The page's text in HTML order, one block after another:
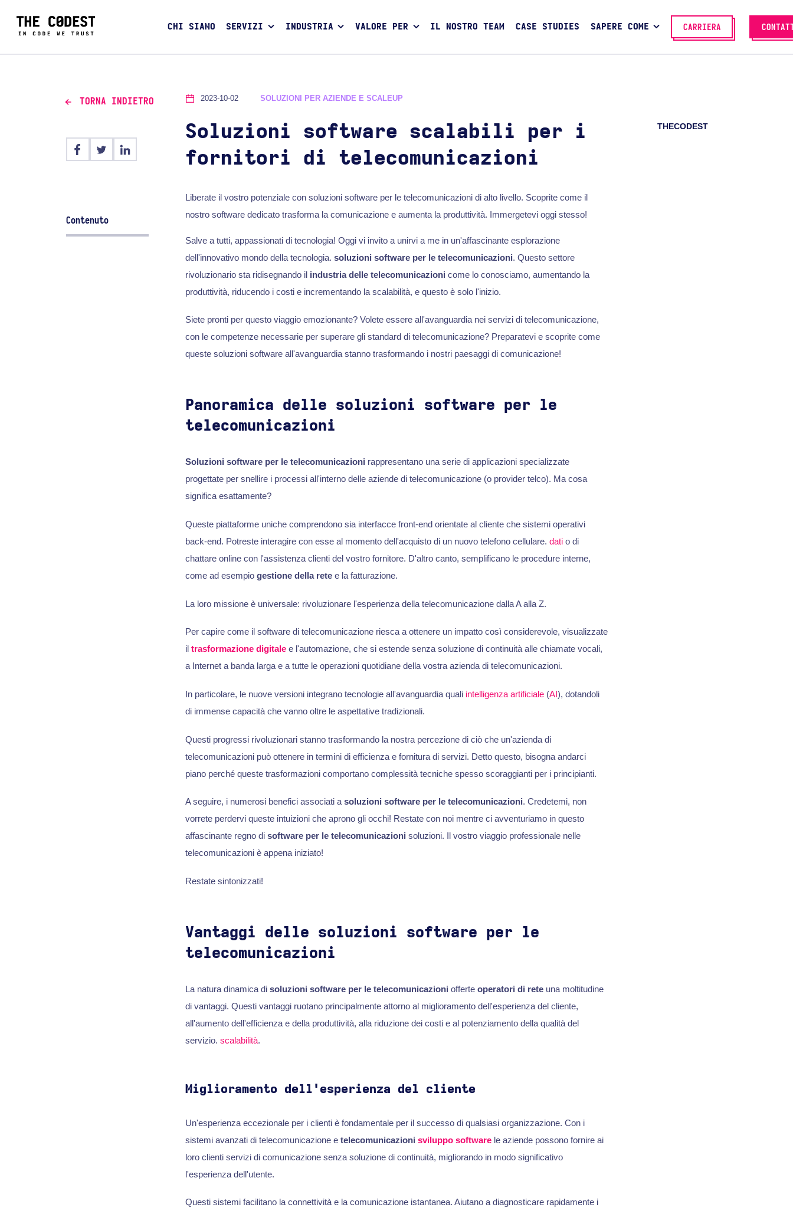
CHI SIAMO SERVIZI INDUSTRIA VALORE PER IL NOSTRO TEAM CASE STUDIES SAPERE COME CARRIERA
TORNA INDIETRO
Contenuto
2023-10-02 SOLUZIONI PER AZIENDE E SCALEUP
Soluzioni software scalabili per i
fornitori di telecomunicazioni
THECODEST
Liberate il vostro potenziale con soluzioni software per le telecomunicazioni di alto livello. Scoprite come il
nostro software dedicato trasforma la comunicazione e aumenta la produttività. Immergetevi oggi stesso!
Salve a tutti, appassionati di tecnologia! Oggi vi invito a unirvi a me in un'affascinante esplorazione
dell'innovativo mondo della tecnologia. soluzioni software per le telecomunicazioni. Questo settore
rivoluzionario sta ridisegnando il industria delle telecomunicazioni come lo conosciamo, aumentando la
produttività, riducendo i costi e incrementando la scalabilità, e questo è solo l'inizio.
Siete pronti per questo viaggio emozionante? Volete essere all'avanguardia nei servizi di telecomunicazione,
con le competenze necessarie per superare gli standard di telecomunicazione? Preparatevi e scoprite come
queste soluzioni software all'avanguardia stanno trasformando i nostri paesaggi di comunicazione!
Panoramica delle soluzioni software per le
telecomunicazioni
Soluzioni software per le telecomunicazioni rappresentano una serie di applicazioni specializzate
progettate per snellire i processi all'interno delle aziende di telecomunicazione (o provider telco). Ma cosa
significa esattamente?
Queste piattaforme uniche comprendono sia interfacce front-end orientate al cliente che sistemi operativi
back-end. Potreste interagire con esse al momento dell'acquisto di un nuovo telefono cellulare. datio di
chattare online con l'assistenza clienti del vostro fornitore. D'altro canto, semplificano le procedure interne,
come ad esempio gestione della retee la fatturazione.
La loro missione è universale: rivoluzionare l'esperienza della telecomunicazione dalla A alla Z.
Per capire come il software di telecomunicazione riesca a ottenere un impatto così considerevole, visualizzate
il trasformazione digitalee l'automazione, che si estende senza soluzione di continuità alle chiamate vocali,
a Internet a banda larga e a tutte le operazioni quotidiane della vostra azienda di telecomunicazioni.
In particolare, le nuove versioni integrano tecnologie all'avanguardia quali intelligenza artificiale(AI), dotandoli
di immense capacità che vanno oltre le aspettative tradizionali.
Questi progressi rivoluzionari stanno trasformando la nostra percezione di ciò che un'azienda di
telecomunicazioni può ottenere in termini di efficienza e fornitura di servizi. Detto questo, bisogna andarci
piano perché queste trasformazioni comportano complessità tecniche spesso scoraggianti per i principianti.
A seguire, i numerosi benefici associati a soluzioni software per le telecomunicazioni. Credetemi, non
vorrete perdervi queste intuizioni che aprono gli occhi! Restate con noi mentre ci avventuriamo in questo
affascinante regno di software per le telecomunicazioni soluzioni. Il vostro viaggio professionale nelle
telecomunicazioni è appena iniziato!
Restate sintonizzati!
Vantaggi delle soluzioni software per le
telecomunicazioni
La natura dinamica di soluzioni software per le telecomunicazioni offerte operatori di reteuna moltitudine
di vantaggi. Questi vantaggi ruotano principalmente attorno al miglioramento dell'esperienza del cliente,
all'aumento dell'efficienza e della produttività, alla riduzione dei costi e al potenziamento della qualità del
servizio. scalabilità.
Miglioramento dell'esperienza del cliente
Un'esperienza eccezionale per i clienti è fondamentale per il successo di qualsiasi organizzazione. Con i
sistemi avanzati di telecomunicazione e telecomunicazioni sviluppo softwarele aziende possono fornire ai
loro clienti servizi di comunicazione senza soluzione di continuità, migliorando in modo significativo
l'esperienza dell'utente.
Questi sistemi facilitano la connettività e la comunicazione istantanea. Aiutano a diagnosticare rapidamente i